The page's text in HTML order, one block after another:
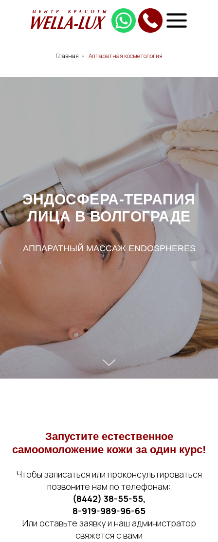
Главная » Аппаратная косметология
ЭНДОСФЕРА-ТЕРАПИЯ
ЛИЦА В ВОЛГОГРАДЕ
АППАРАТНЫЙ МАССАЖ ENDOSPHERES
Запустите естественное
самоомоложение кожи за один курс!
Чтобы записаться или проконсультироваться
позвоните нам по телефонам:
(8442) 38-55-55,
8-919-989-96-65
Или оставьте заявку и наш администратор
свяжется с вами